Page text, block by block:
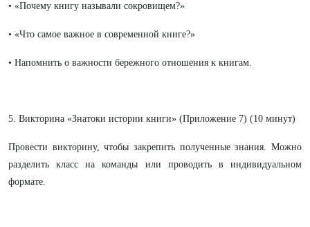
• «Почему книгу называли сокровищем?»
• «Что самое важное в современной книге?»
• Напомнить о важности бережного отношения к книгам.
5. Викторина «Знатоки истории книги» (Приложение 7) (10 минут)
Провести викторину, чтобы закрепить полученные знания. Можно
разделить класс на команды или проводить в индивидуальном
формате.